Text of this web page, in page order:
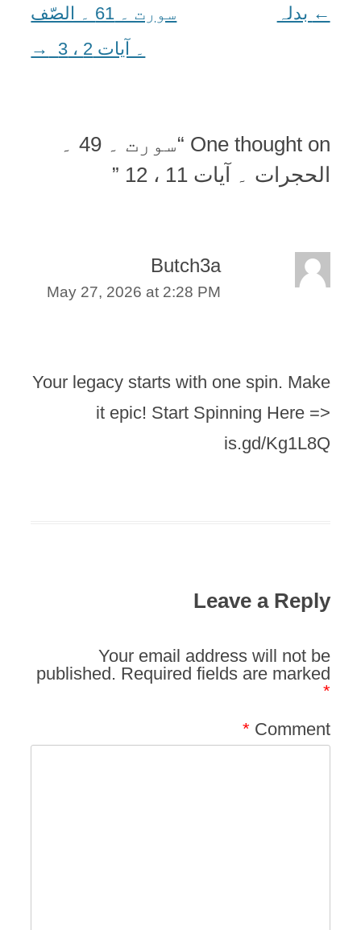
Post
← بدلہ
سورت ۔ 61 ۔ الصّف
۔ آیات 2 ، 3
→
One thought on “
سورت ۔ 49 ۔
الحجرات ۔ آیات 11 ، 12
”
Butch3a
May 27, 2026 at 2:28 PM
Your legacy starts with one spin. Make
it epic! Start Spinning Here =>
is.gd/Kg1L8Q
Leave a Reply
Your email address will not be
published. Required fields are marked
*
Comment
*